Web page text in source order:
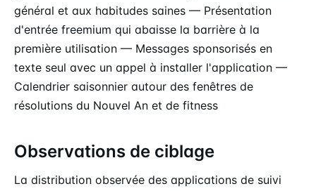
général et aux habitudes saines — Présentation
d'entrée freemium qui abaisse la barrière à la
première utilisation — Messages sponsorisés en
texte seul avec un appel à installer l'application —
Calendrier saisonnier autour des fenêtres de
résolutions du Nouvel An et de fitness
Observations de ciblage
La distribution observée des applications de suivi